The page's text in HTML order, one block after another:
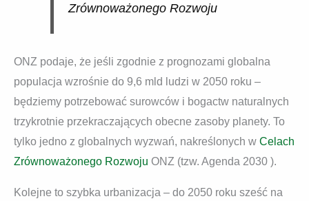
Zrównoważonego Rozwoju
ONZ podaje, że jeśli zgodnie z prognozami globalna
populacja wzrośnie do 9,6 mld ludzi w 2050 roku –
będziemy potrzebować surowców i bogactw naturalnych
trzykrotnie przekraczających obecne zasoby planety. To
tylko jedno z globalnych wyzwań, nakreślonych w Celach
Zrównoważonego Rozwoju ONZ (tzw. Agenda 2030 ).
Kolejne to szybka urbanizacja – do 2050 roku sześć na